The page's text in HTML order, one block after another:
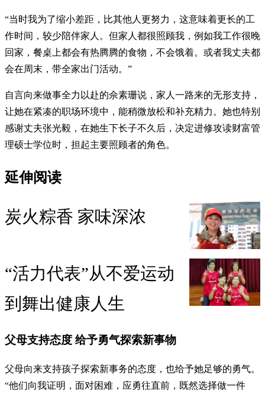
“当时我为了缩小差距，比其他人更努力，这意味着更长的工
作时间，较少陪伴家人。但家人都很照顾我，例如我工作很晚
回家，餐桌上都会有热腾腾的食物，不会饿着。或者我丈夫都
会在周末，带全家出门活动。”
自言向来做事全力以赴的佘素珊说，家人一路来的无形支持，
让她在紧凑的职场环境中，能稍微放松和补充精力。她也特别
感谢丈夫张光毅，在她生下长子不久后，决定进修攻读财富管
理硕士学位时，担起主要照顾者的角色。
延伸阅读
炭火粽香 家味深浓
“活力代表”从不爱运动
到舞出健康人生
父母支持态度 给予勇气探索新事物
父母向来支持孩子探索新事务的态度，也给予她足够的勇气。
“他们向我证明，面对困难，应勇往直前，既然选择做一件